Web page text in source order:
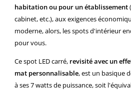
habitation ou pour un établissement
cabinet, etc.), aux exigences
moderne, alors, les spots d'intérieur
pour vous.
Ce spot LED carré, revisité avec un
mat personnalisable, est un basique
à ses 7 watts de puissance, soit